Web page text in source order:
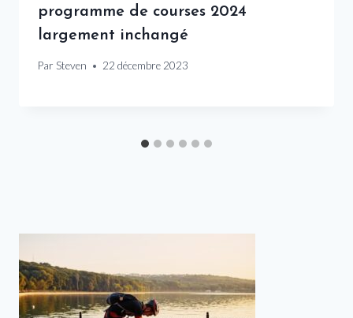
programme de courses 2024
largement inchangé
Par Steven 22 décembre 2023